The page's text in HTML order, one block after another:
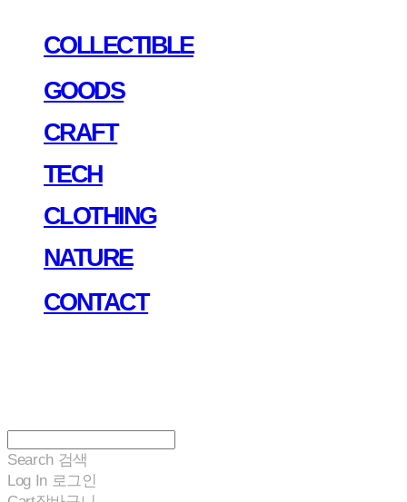
COLLECTIBLE
GOODS
CRAFT
TECH
CLOTHING
NATURE
CONTACT
Search 검색
Log In 로그인